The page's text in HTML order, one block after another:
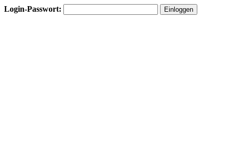
Login-Passwort: